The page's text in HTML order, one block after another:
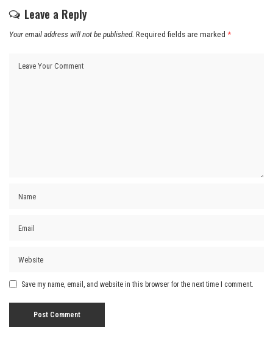
Leave a Reply
Your email address will not be published. Required fields are marked *
Save my name, email, and website in this browser for the next time I comment.